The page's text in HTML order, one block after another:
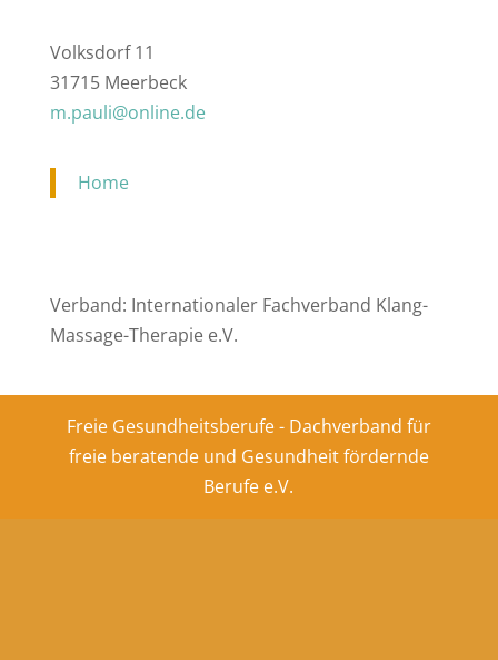
Volksdorf 11
31715 Meerbeck
m.pauli@online.de
Home
Verband: Internationaler Fachverband Klang-
Massage-Therapie e.V.
Freie Gesundheitsberufe - Dachverband für
freie beratende und Gesundheit fördernde
Berufe e.V.